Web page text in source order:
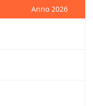
Anno 2026